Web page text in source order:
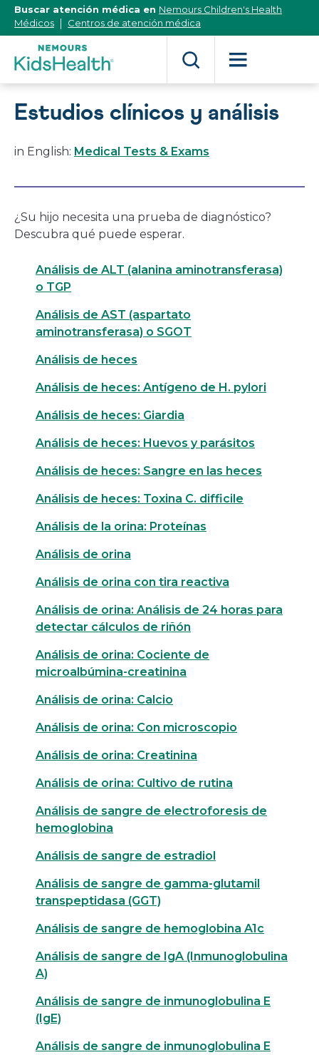
[Skip
Content]
Buscar atención médica en Nemours Children's Health
Médicos
Centros de atención médica
Estudios clínicos y análisis
in English: Medical Tests & Exams
¿Su hijo necesita una prueba de diagnóstico?
Descubra qué puede esperar.
Análisis de ALT (alanina aminotransferasa)
o TGP
Análisis de AST (aspartato
aminotransferasa) o SGOT
Análisis de heces
Análisis de heces: Antígeno de H. pylori
Análisis de heces: Giardia
Análisis de heces: Huevos y parásitos
Análisis de heces: Sangre en las heces
Análisis de heces: Toxina C. difficile
Análisis de la orina: Proteínas
Análisis de orina
Análisis de orina con tira reactiva
Análisis de orina: Análisis de 24 horas para
detectar cálculos de riñón
Análisis de orina: Cociente de
microalbúmina-creatinina
Análisis de orina: Calcio
Análisis de orina: Con microscopio
Análisis de orina: Creatinina
Análisis de orina: Cultivo de rutina
Análisis de sangre de electroforesis de
hemoglobina
Análisis de sangre de estradiol
Análisis de sangre de gamma-glutamil
transpeptidasa (GGT)
Análisis de sangre de hemoglobina A1c
Análisis de sangre de IgA (Inmunoglobulina
A)
Análisis de sangre de inmunoglobulina E
(IgE)
Análisis de sangre de inmunoglobulina E